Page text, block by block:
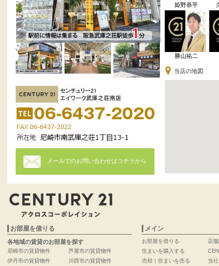
メールでのお問い合わせはコチラから
姫野恭平
勝山祐二
当店の地図
お部屋を借りる
各地域の賃貸のお部屋を探す
尼崎市の賃貸物件
伊丹市の賃貸物件
芦屋市の賃貸物件
川西市の賃貸物件
メイン
お部屋を借りる
住まいを購入する
売却｜住まいを売る
店
当